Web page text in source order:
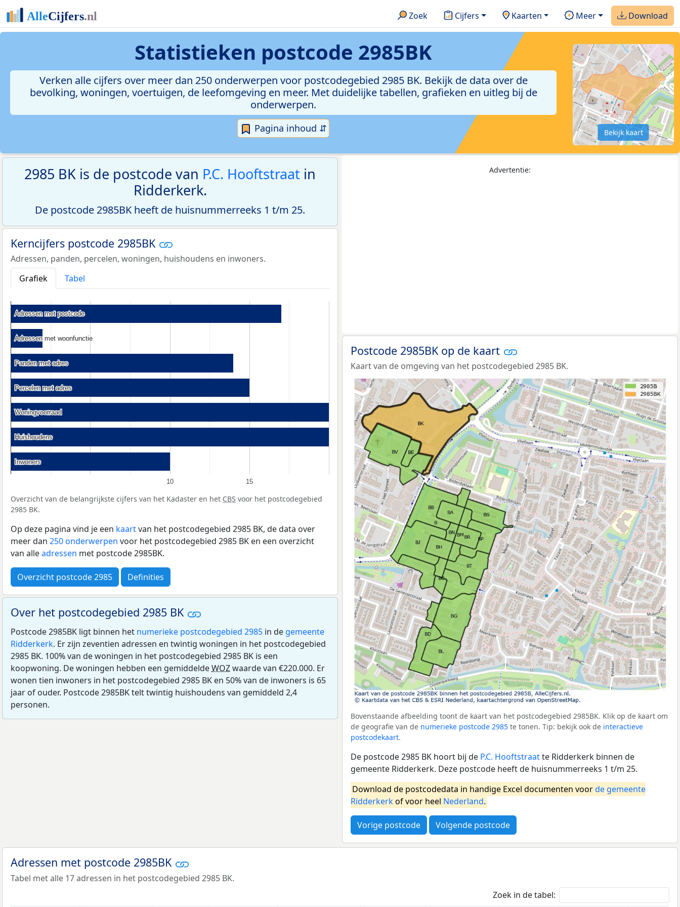
Zoek Cijfers Kaarten Meer Download
Statistieken postcode 2985BK
Verken alle cijfers over meer dan 250 onderwerpen voor postcodegebied 2985 BK. Bekijk de data over de
bevolking, woningen, voertuigen, de leefomgeving en meer. Met duidelijke tabellen, grafieken en uitleg bij de
onderwerpen.
Pagina inhoud ⇵ Bekijk kaart
2985 BK is de postcode van P.C. Hooftstraat in
Ridderkerk.
De postcode 2985BK heeft de huisnummerreeks 1 t/m 25.
Kerncijfers postcode 2985BK
Adressen, panden, percelen, woningen, huishoudens en inwoners.
Grafiek
Tabel
10 15
Adressen met postcode
Adressen met postcode
Adressen met woonfunctie
Adressen met woonfunctie
Panden met adres
Panden met adres
Percelen met adres
Percelen met adres
Woningvoorraad
Woningvoorraad
Huishoudens
Huishoudens
Inwoners
Inwoners
Overzicht van de belangrijkste cijfers van het Kadaster en het CBS voor het postcodegebied
2985 BK.
Op deze pagina vind je een kaartvan het postcodegebied 2985 BK, de data over
meer dan 250 onderwerpen voor het postcodegebied 2985 BK en een overzicht
van alleadressen met postcode 2985BK.
Overzicht postcode 2985 Definities
Over het postcodegebied 2985 BK
Postcode 2985BK ligt binnen het numerieke postcodegebied 2985 in de gemeente
Ridderkerk. Er zijn zeventien adressen en twintig woningen in het postcodegebied
2985 BK. 100% van de woningen in het postcodegebied 2985 BK is een
koopwoning. De woningen hebben een gemiddeldeWOZwaarde van €220.000. Er
wonen tien inwoners in het postcodegebied 2985 BK en 50% van de inwoners is 65
jaar of ouder. Postcode 2985BK telt twintig huishoudens van gemiddeld 2,4
personen.
Advertentie:
Postcode 2985BK op de kaart
Kaart van de omgeving van het postcodegebied 2985 BK.
Bovenstaande afbeelding toont de kaart van het postcodegebied 2985BK. Klik op de kaart om
de geografie van de numerieke postcode 2985 te tonen. Tip: bekijk ook de interactieve
postcodekaart.
De postcode 2985 BK hoort bij de P.C. Hooftstraatte Ridderkerk binnen de
gemeente Ridderkerk. Deze postcode heeft de huisnummerreeks 1 t/m 25.
Download de postcodedata in handige Excel documenten voorde gemeente
Ridderkerkof voor heel Nederland.
Vorige postcode Volgende postcode
Adressen met postcode 2985BK
Tabel met alle 17 adressen in het postcodegebied 2985 BK.
Zoek in de tabel: